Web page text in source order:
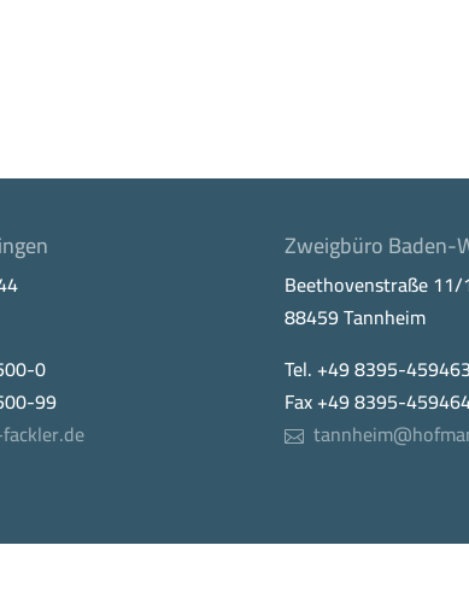
0
99
Zweigbüro Baden-
Beethovenstraße 11/
88459 Tannheim
Tel. +49 8395-459463
Fax +49 8395-